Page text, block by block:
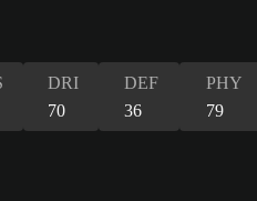
DRI
70
DEF
36
PHY
79